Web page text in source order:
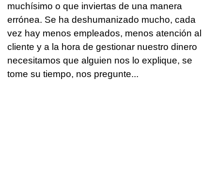
muchísimo o que inviertas de una manera
errónea. Se ha deshumanizado mucho, cada
vez hay menos empleados, menos atención al
cliente y a la hora de gestionar nuestro dinero
necesitamos que alguien nos lo explique, se
tome su tiempo, nos pregunte...